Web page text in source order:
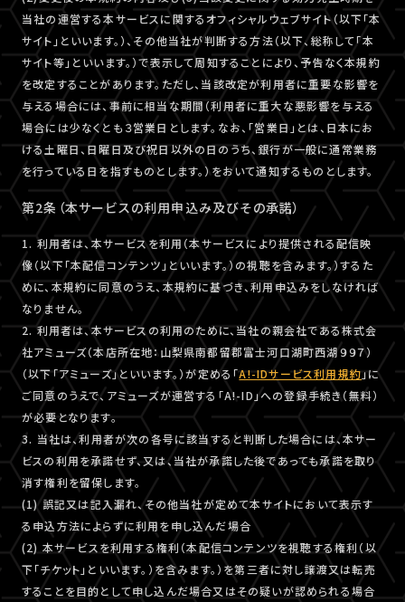
当社の運営する本サービスに関するオフィシャルウェブサイト（以下「本
サイト」といいます。）、その他当社が判断する方法（以下、総称して「本
サイト等」といいます。）で表示して周知することにより、予告なく本規約
を改定することがあります。ただし、当該改定が利用者に重要な影響を
与える場合には、事前に相当な期間（利用者に重大な悪影響を与える
場合には少なくとも３営業日とします。なお、「営業日」とは、日本にお
ける土曜日、日曜日及び祝日以外の日のうち、銀行が一般に通常業務
を行っている日を指すものとします。）をおいて通知するものとします。
第2条（本サービスの利用申込み及びその承諾）
1. 利用者は、本サービスを利用（本サービスにより提供される配信映
像（以下「本配信コンテンツ」といいます。）の視聴を含みます。）するた
めに、本規約に同意のうえ、本規約に基づき、利用申込みをしなければ
なりません。
2. 利用者は、本サービスの利用のために、当社の親会社である株式会
社アミューズ（本店所在地：山梨県南都留郡富士河口湖町西湖９９７）
（以下「アミューズ」といいます。）が定める「A!-IDサービス利用規約」に
ご同意のうえで、アミューズが運営する「A!-ID」への登録手続き（無料）
が必要となります。
3. 当社は、利用者が次の各号に該当すると判断した場合には、本サー
ビスの利用を承諾せず、又は、当社が承諾した後であっても承諾を取り
消す権利を留保します。
(1) 誤記又は記入漏れ、その他当社が定めて本サイトにおいて表示す
る申込方法によらずに利用を申し込んだ場合
(2) 本サービスを利用する権利（本配信コンテンツを視聴する権利（以
下「チケット」といいます。）を含みます。）を第三者に対し譲渡又は転売
することを目的として申し込んだ場合又はその疑いが認められる場合